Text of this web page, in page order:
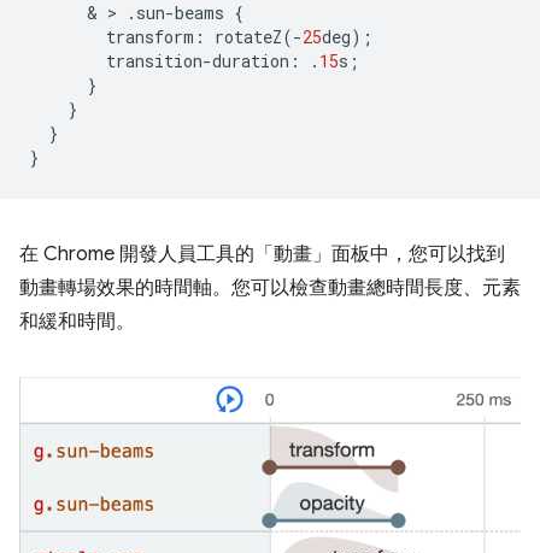
      & >
. sun-beams {
transform : rotateZ(-25deg);
transition-duration : . 15s ;
}
}
}
}
在 Chrome 開發人員工具的「動畫」 面板中，您可以找到
動畫轉場效果的時間軸。您可以檢查動畫總時間長度、元素
和緩和時間。